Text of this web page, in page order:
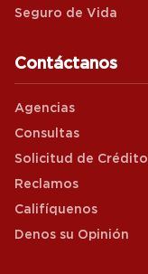
Seguro de Vida
Contáctanos
Agencias
Consultas
Solicitud de Crédito
Reclamos
Califíquenos
Denos su Opinión